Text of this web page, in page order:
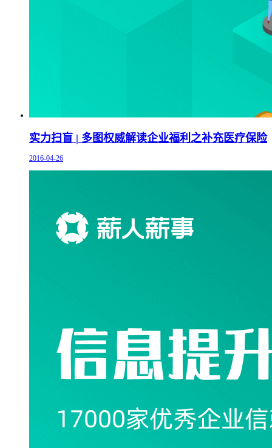
实力扫盲 | 多图权威解读企业福利之补充医疗保险
2016-04-26